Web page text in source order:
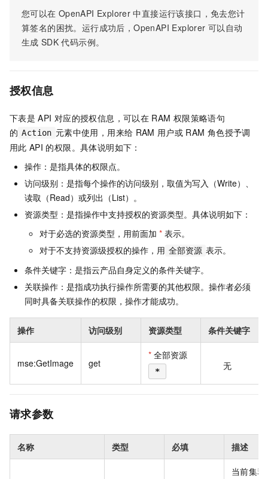
您可以在 OpenAPI Explorer 中直接运行该接口，免去您计
算签名的困扰。运行成功后，OpenAPI Explorer 可以自动
生成 SDK 代码示例。
授权信息
下表是 API 对应的授权信息，可以在 RAM 权限策略语句
的 Action 元素中使用，用来给 RAM 用户或 RAM 角色授予调
用此 API 的权限。具体说明如下：
操作：是指具体的权限点。
访问级别：是指每个操作的访问级别，取值为写入（Write）、
读取（Read）或列出（List）。
资源类型：是指操作中支持授权的资源类型。具体说明如下：
对于必选的资源类型，用前面加 * 表示。
对于不支持资源级授权的操作，用 全部资源 表示。
条件关键字：是指云产品自身定义的条件关键字。
关联操作：是指成功执行操作所需要的其他权限。操作者必须
同时具备关联操作的权限，操作才能成功。
操作 访问级别 资源类型 条件关键字
mse:GetImage get
* 全部资源
* 无
请求参数
名称 类型 必填 描述
当前集